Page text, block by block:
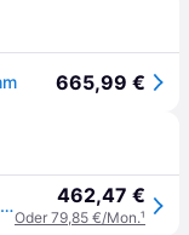
665,99 €
Rupes, Fahrzeugreinigung Zubehör, Winkel-Poliermaschine LH19E Bigfoot mit Ø 125mm Stuetzteller 462,47 €
Oder 79,85 €/Mon.¹